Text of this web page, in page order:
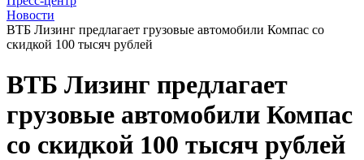
Новости
ВТБ Лизинг предлагает грузовые автомобили Компас со
скидкой 100 тысяч рублей
ВТБ Лизинг предлагает
грузовые автомобили Компас
со скидкой 100 тысяч рублей